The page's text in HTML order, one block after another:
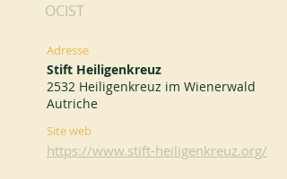
OCIST
Adresse
Stift Heiligenkreuz
2532 Heiligenkreuz im Wienerwald
Autriche
Site web
https://www.stift-heiligenkreuz.org/